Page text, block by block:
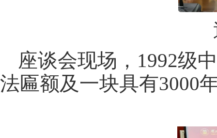
座谈会现场， 1992级
法匾额及一块具有3000